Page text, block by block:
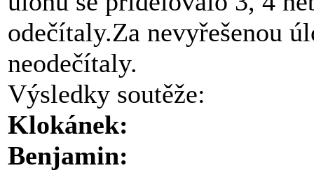
odečítaly.Za nevyřešenou
neodečítaly.
Výsledky soutěže:
Klokánek:
Benjamin: